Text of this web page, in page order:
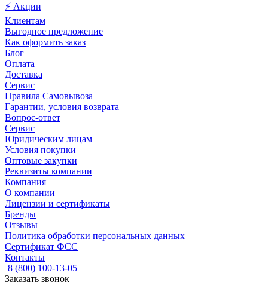
⚡ Акции
Клиентам
Выгодное предложение
Как оформить заказ
Блог
Оплата
Доставка
Сервис
Правила Самовывоза
Гарантии, условия возврата
Вопрос-ответ
Сервис
Юридическим лицам
Условия покупки
Оптовые закупки
Реквизиты компании
Компания
О компании
Лицензии и сертификаты
Бренды
Отзывы
Политика обработки персональных данных
Сертификат ФСС
Контакты
8 (800) 100-13-05
Заказать звонок